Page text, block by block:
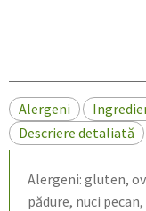
Alergeni
Descriere detaliată
Alergeni: gluten,
pădure, nuci